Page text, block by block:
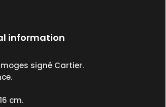
information
signé Cartier.
cm.